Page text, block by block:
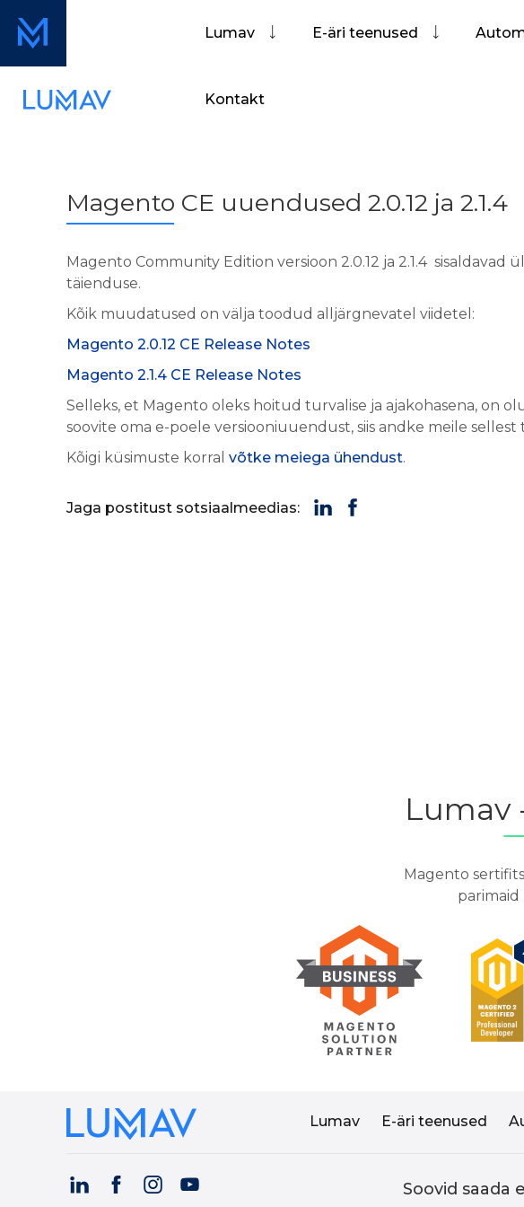
Lumav E-äri teenused
Kontakt
Magento CE uuendused 2.0.12 ja 2.1.4
Magento Community Edition versioon 2.0.12 ja 2.1.4 sisaldavad
täienduse.
Kõik muudatused on välja toodud alljärgnevatel viidetel:
Magento 2.0.12 CE Release Notes
Magento 2.1.4 CE Release Notes
Selleks, et Magento oleks hoitud turvalise ja ajakohasena, on
soovite oma e-poele versiooniuuendust, siis andke meile sellest
Kõigi küsimuste korral võtke meiega ühendust.
Jaga postitust sotsiaalmeedias:
Lumav
Magento
parimaid
Lumav E-äri teenused
Soovid saada